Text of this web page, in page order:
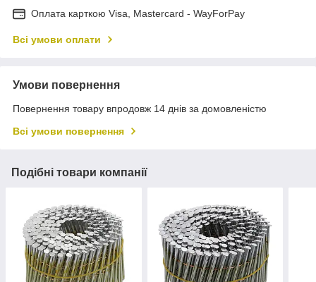
Оплата карткою Visa, Mastercard - WayForPay
Всі умови оплати
Умови повернення
Повернення товару впродовж 14 днів за домовленістю
Всі умови повернення
Подібні товари компанії